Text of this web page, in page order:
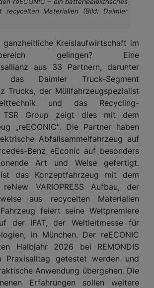
recycelten Materialien (Bild: Daimler
ganzheitliche Kreislaufwirtschaft im
gelingen? Eine
aus 33 Partnern, darunter
das Daimler Truck-Segment
Trucks, der Müllfahrzeugspezialist
und das Recycling-
TSR Group zeigt dies mit dem
„reECONIC“. Die Partner haben
Abfallsammelfahrzeug auf
Benz eEconic auf besonders
Art und Weise gefertigt.
das Konzeptfahrzeug mit dem
VARIOPRESS Aufbau, der
aus recycelten Materialien
feiert seine Weltpremiere
der IFAT, der Weltleitmesse für
in München. Der reECONIC
Halbjahr 2026 bei REMONDIS
Praxisalltag getestet werden und
Anwendung übergehen. Die
Erfahrungen sollen weitere